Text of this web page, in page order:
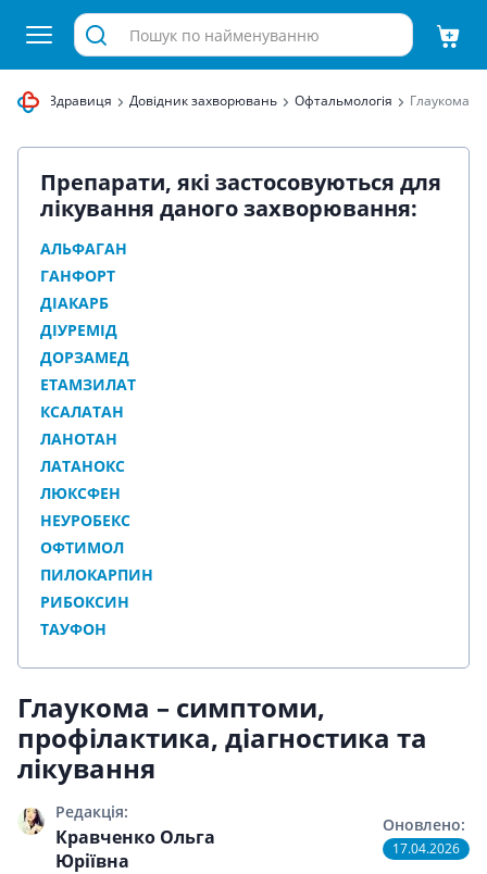
аптека Здравиця Довідник захворювань Офтальмологія Глаукома
Препарати, які застосовуються для
лікування даного захворювання:
АЛЬФАГАН
ГАНФОРТ
ДІАКАРБ
ДІУРЕМІД
ДОРЗАМЕД
ЕТАМЗИЛАТ
КСАЛАТАН
ЛАНОТАН
ЛАТАНОКС
ЛЮКСФЕН
НЕУРОБЕКС
ОФТИМОЛ
ПИЛОКАРПИН
РИБОКСИН
ТАУФОН
Глаукома – симптоми,
профілактика, діагностика та
лікування
Редакція:
Кравченко Ольга
Юріївна
Оновлено:
17.04.2026